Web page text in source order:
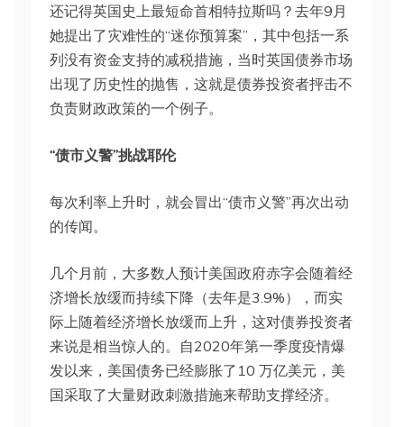
还记得英国史上最短命首相特拉斯吗？去年9月
她提出了灾难性的“迷你预算案”，其中包括一系
列没有资金支持的减税措施，当时英国债券市场
出现了历史性的抛售，这就是债券投资者抨击不
负责财政政策的一个例子。
“债市义警”挑战耶伦
每次利率上升时，就会冒出“债市义警”再次出动
的传闻。
几个月前，大多数人预计美国政府赤字会随着经
济增长放缓而持续下降（去年是3.9%），而实
际上随着经济增长放缓而上升，这对债券投资者
来说是相当惊人的。自2020年第一季度疫情爆
发以来，美国债务已经膨胀了10 万亿美元，美
国采取了大量财政刺激措施来帮助支撑经济。